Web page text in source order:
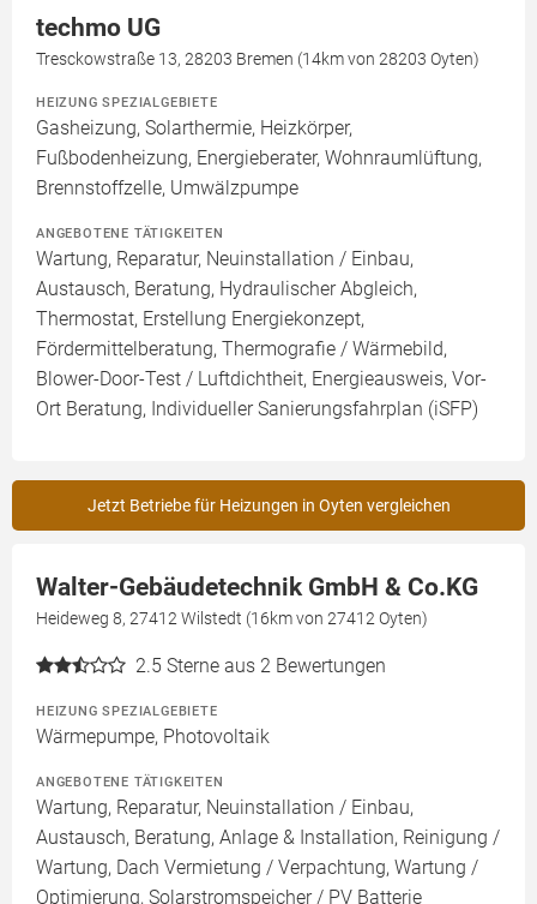
techmo UG
Tresckowstraße 13, 28203 Bremen (14km von 28203 Oyten)
HEIZUNG SPEZIALGEBIETE
Gasheizung, Solarthermie, Heizkörper,
Fußbodenheizung, Energieberater, Wohnraumlüftung,
Brennstoffzelle, Umwälzpumpe
ANGEBOTENE TÄTIGKEITEN
Wartung, Reparatur, Neuinstallation / Einbau,
Austausch, Beratung, Hydraulischer Abgleich,
Thermostat, Erstellung Energiekonzept,
Fördermittelberatung, Thermografie / Wärmebild,
Blower-Door-Test / Luftdichtheit, Energieausweis, Vor-
Ort Beratung, Individueller Sanierungsfahrplan (iSFP)
Jetzt Betriebe für Heizungen in Oyten vergleichen
Walter-Gebäudetechnik GmbH & Co.KG
Heideweg 8, 27412 Wilstedt (16km von 27412 Oyten)
2.5 Sterne aus 2 Bewertungen
HEIZUNG SPEZIALGEBIETE
Wärmepumpe, Photovoltaik
ANGEBOTENE TÄTIGKEITEN
Wartung, Reparatur, Neuinstallation / Einbau,
Austausch, Beratung, Anlage & Installation, Reinigung /
Wartung, Dach Vermietung / Verpachtung, Wartung /
Optimierung, Solarstromspeicher / PV Batterie